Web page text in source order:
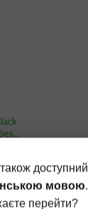
доступний
мовою.
перейти?